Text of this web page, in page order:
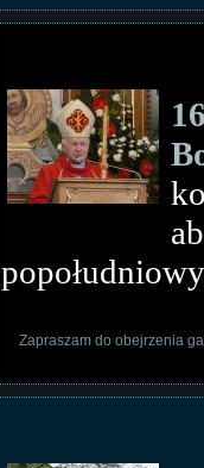
Zapraszam do obejrzenia